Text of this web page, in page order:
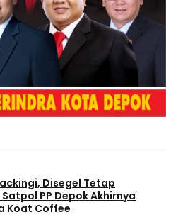
Disegel Tetap
PP Depok Akhirnya
Koat Coffee